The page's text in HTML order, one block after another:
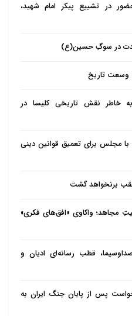
در تشییع پیکر امام شهید،
در سوگِ حسین(ع)
وسعت تاریخ
خاطر نقش تاریخی کلیسا در
مجلس برای تعمیق قوانین دینی
عقب برنخواهد گشت
مجاهد؛ واکاوی «افق‌های فکری»
قطب رسانه‌ای ادیان و
پس از پایان جنگ ایران به